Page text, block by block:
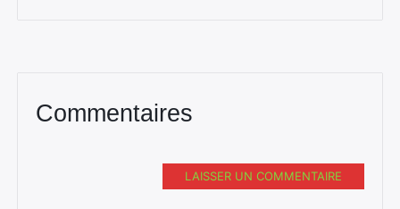
Commentaires
LAISSER UN COMMENTAIRE